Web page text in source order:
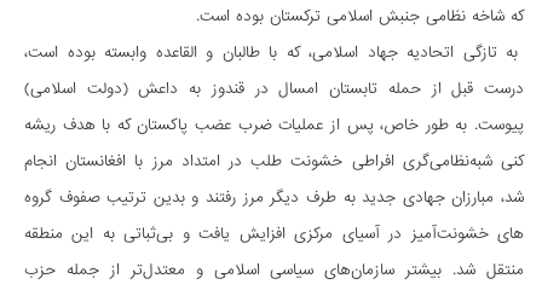
که شاخه نظامی جنبش اسلامی ترکستان بوده است.
به تازگی اتحادیه جهاد اسلامی، که با طالبان و القاعده وابسته بوده است،
درست قبل از حمله تابستان امسال در قندوز به داعش (دولت اسلامی)
پیوست. به طور خاص، پس از عملیات ضرب عضب پاکستان که با هدف ریشه­‌
کنی شبه­‌نظامی­‌گری افراطی خشونت طلب در امتداد مرز با افغانستان انجام
شد، مبارزان جهادی جدید به طرف دیگر مرز رفتند و بدین ترتیب صفوف گروه­‌
های خشونت­‌آمیز در آسیای مرکزی افزایش یافت و بی­‌ثباتی به این منطقه
منتقل شد. بیشتر سازمان­‌های سیاسی اسلامی و معتدل­‌تر از جمله حزب